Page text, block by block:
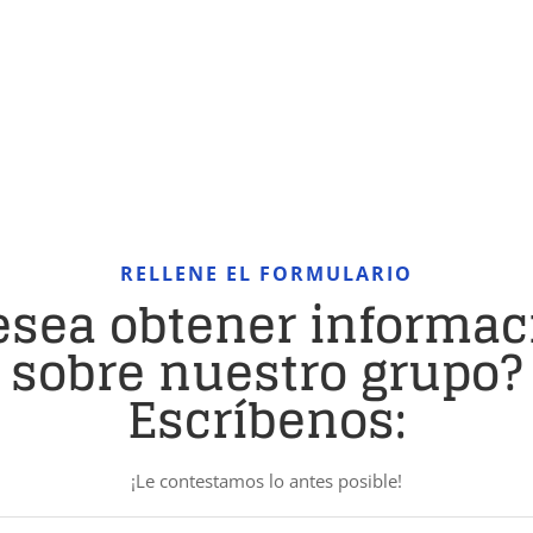
RELLENE EL FORMULARIO
obtener
sobre nuestro grupo?
Escríbenos:
¡Le contestamos lo antes posible!